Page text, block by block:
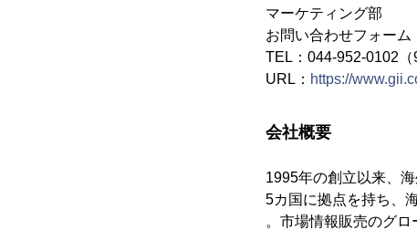
マーケティング部
お問い合わせフォーム
TEL：044-952-0102（
URL： https://
会社概要
1995年の創立以来、
5カ国に拠点を持ち、
。市場情報販売のグ